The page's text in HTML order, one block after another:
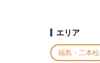
エリア
福島・二本松